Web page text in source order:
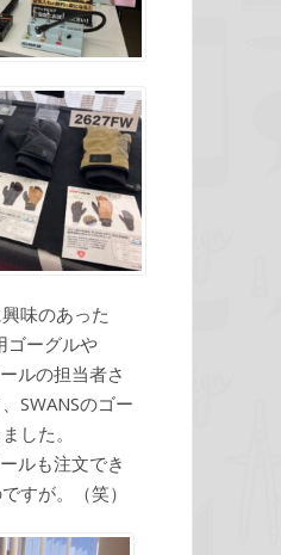
味のあった
ゴーグルや
ルの担当者さ
SWANSのゴー
した。
ルも注文でき
すが。（笑）